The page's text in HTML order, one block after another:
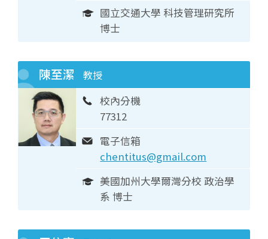
國立交通大學 科技管理研究所
博士
陳至潔 教授
校內分機
77312
電子信箱
chentitus@gmail.com
美國加州大學爾灣分校 政治學
系 博士